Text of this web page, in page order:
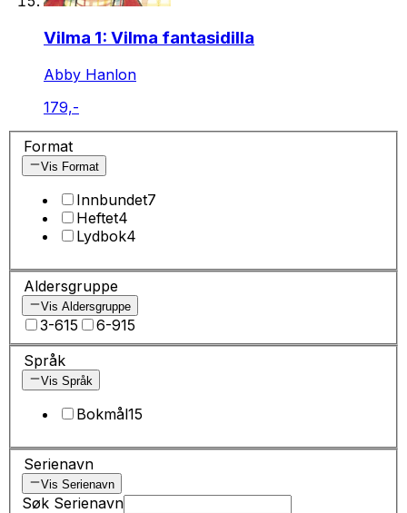
Vilma 1: Vilma fantasidilla
Abby Hanlon
179,-
Format
Vis Format
Innbundet7
Heftet4
Lydbok4
Aldersgruppe
Vis Aldersgruppe
3-615 6-915
Språk
Vis Språk
Bokmål15
Serienavn
Vis Serienavn
Søk Serienavn